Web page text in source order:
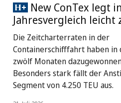
New ConTex legt
Jahresvergleich leicht
Die Zeitcharterraten in der
Containerschifffahrt haben in
zwölf Monaten
Besonders stark fällt der
Segment von 4.250 TEU aus.